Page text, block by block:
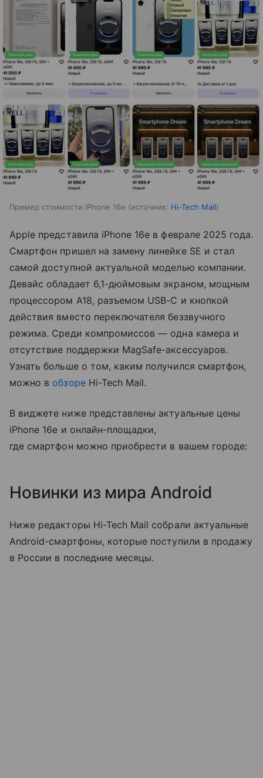
Пример стоимости iPhone 16e источник: Hi-Tech Mail
Apple представила iPhone 16e в феврале 2025 года.
Смартфон пришел на замену линейке SE и стал
самой доступной актуальной моделью компании.
Девайс обладает 6,1-дюймовым экраном, мощным
процессором A18, разъемом USB-C и кнопкой
действия вместо переключателя беззвучного
режима. Среди компромиссов — одна камера и
отсутствие поддержки MagSafe-аксессуаров.
Узнать больше о том, каким получился смартфон,
можно в обзореHi-Tech Mail.
В виджете ниже представлены актуальные цены
iPhone 16e и онлайн-площадки,
где смартфон можно приобрести в вашем городе:
Новинки из мира Android
Ниже редакторы Hi-Tech Mail собрали актуальные
Android-смартфоны, которые поступили в продажу
в России в последние месяцы.